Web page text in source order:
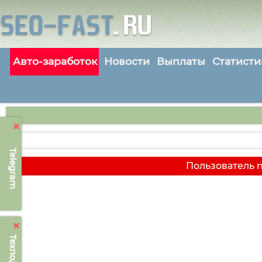
Telegram
Авто-заработок Новости Выплаты